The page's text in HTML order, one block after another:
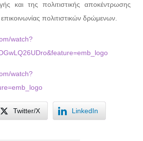
και της πολιτιστικής αποκέντρωσης
πολιτιστικών δρώμενων.
watch?
watch?
Twitter/X LinkedIn